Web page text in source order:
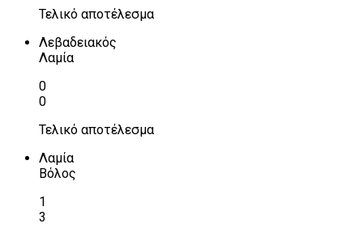
Τελικό αποτέλεσμα
Λεβαδειακός
Λαμία
0
0
Τελικό αποτέλεσμα
Λαμία
Βόλος
1
3